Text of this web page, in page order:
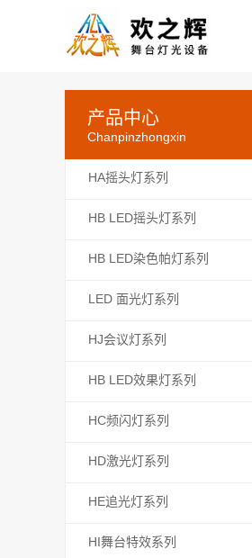
产品中心
Chanpinzhongxin
HA摇头灯系列
HB LED摇头灯系列
HB LED染色帕灯系列
LED 面光灯系列
HJ会议灯系列
HB LED效果灯系列
HC频闪灯系列
HD激光灯系列
HE追光灯系列
HI舞台特效系列